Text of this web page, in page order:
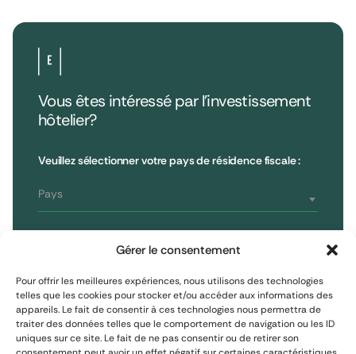
Gérer le consentement
Pour offrir les meilleures expériences, nous utilisons des technologies
telles que les cookies pour stocker et/ou accéder aux informations des
appareils. Le fait de consentir à ces technologies nous permettra de
traiter des données telles que le comportement de navigation ou les ID
uniques sur ce site. Le fait de ne pas consentir ou de retirer son
Vous êtes intéressé par l’investissement
hôtelier?
Veuillez sélectionner votre pays de résidence fiscale :
Pays
Investisseur assimilé professionnel
75008 Paris, France
T : 01 53 96 52 50
S'inscrire à la newsletter
S'inscrire
Reporting